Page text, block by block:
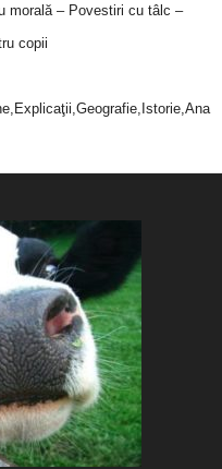
morală – Povestiri cu tâlc –
copii